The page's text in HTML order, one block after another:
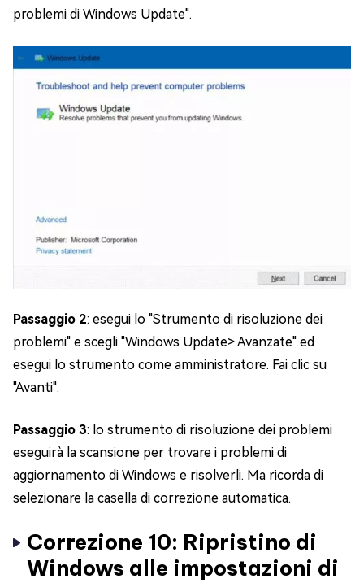
problemi di Windows Update".
Passaggio 2: esegui lo "Strumento di risoluzione dei
problemi" e scegli "Windows Update> Avanzate" ed
esegui lo strumento come amministratore. Fai clic su
"Avanti".
Passaggio 3: lo strumento di risoluzione dei problemi
eseguirà la scansione per trovare i problemi di
aggiornamento di Windows e risolverli. Ma ricorda di
selezionare la casella di correzione automatica.
Correzione 10: Ripristino di
Windows alle impostazioni di